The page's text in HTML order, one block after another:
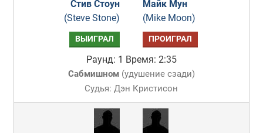
Стив Стоун
(Steve Stone)
Майк Мун
(Mike Moon)
ВЫИГРАЛ ПРОИГРАЛ
Раунд: 1 Время: 2:35
Сабмишном(удушение сзади)
Судья: Дэн Кристисон